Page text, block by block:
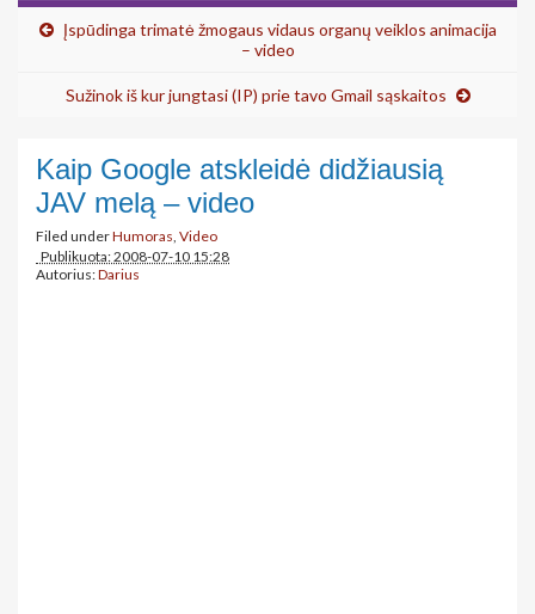
Įspūdinga trimatė žmogaus vidaus organų veiklos animacija
– video
Sužinok iš kur jungtasi (IP) prie tavo Gmail sąskaitos
Kaip Google atskleidė didžiausią
JAV melą – video
Filed underHumoras, Video
Publikuota: 2008-07-10 15:28
Autorius:Darius